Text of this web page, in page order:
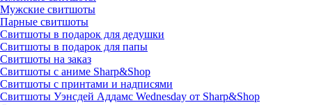
Мужские свитшоты
Парные свитшоты
Свитшоты в подарок для дедушки
Свитшоты в подарок для папы
Свитшоты на заказ
Свитшоты с аниме Sharp&Shop
Свитшоты с принтами и надписями
Свитшоты Уэнсдей Аддамс Wednesday от Sharp&Shop